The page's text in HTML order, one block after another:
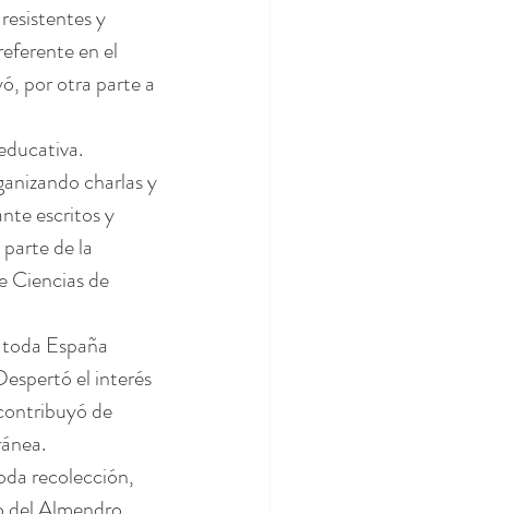
y
en el
por otra parte a
charlas y
escritos y
de la
Ciencias de
España
el interés
de
recolección,